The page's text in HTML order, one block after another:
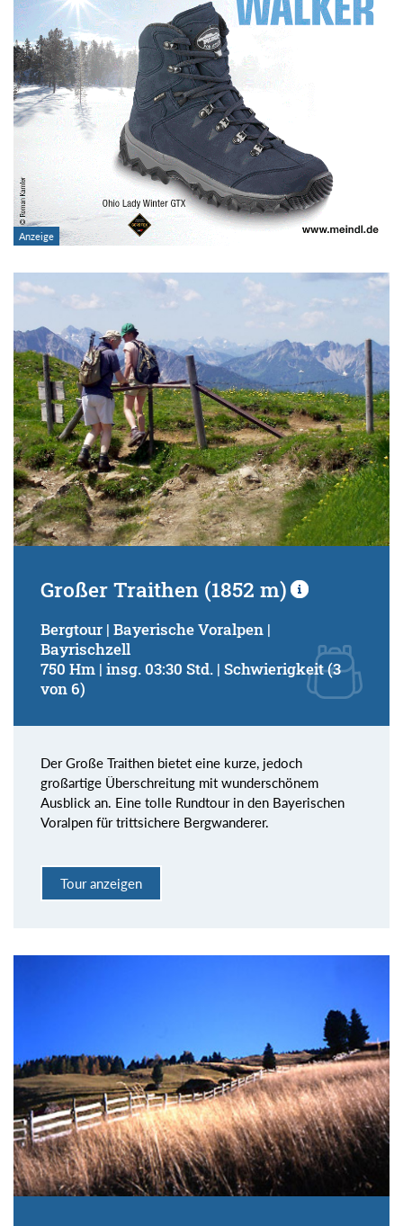
Großer Traithen (1852 m)
Bergtour | Bayerische Voralpen |
Bayrischzell
750 Hm | insg. 03:30 Std. | Schwierigkeit (3
von 6)
Der Große Traithen bietet eine kurze, jedoch
großartige Überschreitung mit wunderschönem
Ausblick an. Eine tolle Rundtour in den Bayerischen
Voralpen für trittsichere Bergwanderer.
Tour anzeigen